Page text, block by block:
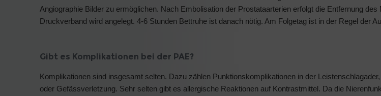
Angiographie Bilder zu ermöglichen. Nach Embolisation der Prostataarterien erfolgt die Entfernung des
Druckverband wird angelegt. 4-6 Stunden Bettruhe ist danach nötig. Am Folgetag ist in der Regel der
Gibt es Komplikationen bei der PAE?
Komplikationen sind insgesamt selten. Dazu zählen Punktionskomplikationen in der
oder Gefässverletzung. Sehr selten gibt es allergische Reaktionen auf Kontrastmittel. Da die